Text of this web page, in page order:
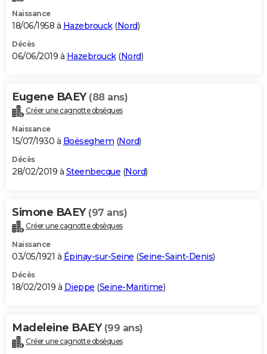
Naissance
18/06/1958 à Hazebrouck(Nord)
Décès
06/06/2019 à Hazebrouck(Nord)
Eugene BAEY (88 ans)
Créer une cagnotte obsèques
Naissance
15/07/1930 à Boëseghem (Nord)
Décès
28/02/2019 à Steenbecque (Nord)
Simone BAEY (97 ans)
Créer une cagnotte obsèques
Naissance
03/05/1921 à Épinay-sur-Seine (Seine-Saint-Denis)
Décès
18/02/2019 à Dieppe (Seine-Maritime)
Madeleine BAEY (99 ans)
Créer une cagnotte obsèques